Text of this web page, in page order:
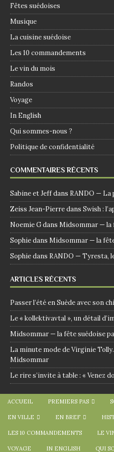
Fêtes suédoises
Musique
La cuisine suédoise
Les 10 commandements
Le vin du mois
Randos
Voyage
In English
Qui sommes-nous ?
Politique de confidentialité
COMMENTAIRES RÉCENTS
Sabine et Jeffdans RANDO — La
Zeiss Jean-Pierredans Swish :
Noemie Gdans Midsommar — la
Sophiedans Midsommar — la
Sophiedans RANDO — Tyresta,
ARTICLES RÉCENTS
Passer l’été en Suède avec son
Le « kollektivavtal », un détail
Midsommar — la fête suédoise
La minute mode de Virginie
Midsommar
Le rire s’invite à table : « Venez
ACCUEIL PREMIERS PAS
EN VILLE EN BREF
LES 10 COMMANDEMENTS LE
VOYAGE IN ENGLISH QUI